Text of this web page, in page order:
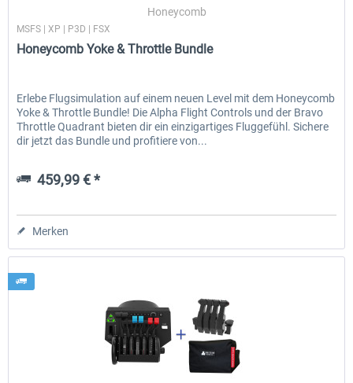
Honeycomb
MSFS | XP | P3D | FSX
Honeycomb Yoke & Throttle Bundle
Erlebe Flugsimulation auf einem neuen Level mit dem Honeycomb
Yoke & Throttle Bundle! Die Alpha Flight Controls und der Bravo
Throttle Quadrant bieten dir ein einzigartiges Fluggefühl. Sichere
dir jetzt das Bundle und profitiere von...
459,99 € *
Merken